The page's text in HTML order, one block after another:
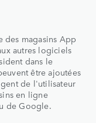
des magasins App
autres logiciels
dans le
être ajoutées
de l'utilisateur
en ligne
de Google.